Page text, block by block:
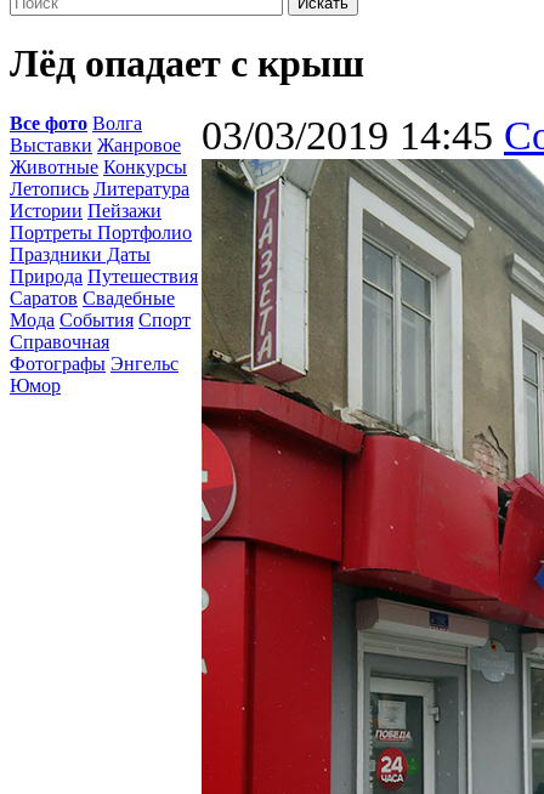
Лёд опадает с крыш
Все фото Волга
Выставки Жанровое
Животные Конкурсы
Летопись Литература
Истории Пейзажи
Портреты Портфолио
Праздники Даты
Природа Путешествия
Саратов Свадебные
Мода События Спорт
Справочная
Фотографы Энгельс
Юмор
03/03/2019 14:45